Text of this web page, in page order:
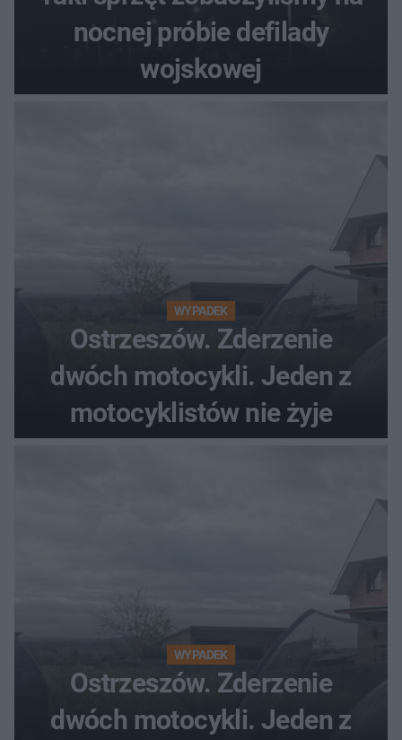
nocnej próbie defilady
wojskowej
WYPADEK
Ostrzeszów. Zderzenie
dwóch motocykli. Jeden z
motocyklistów nie żyje
WYPADEK
Ostrzeszów. Zderzenie
dwóch motocykli. Jeden z